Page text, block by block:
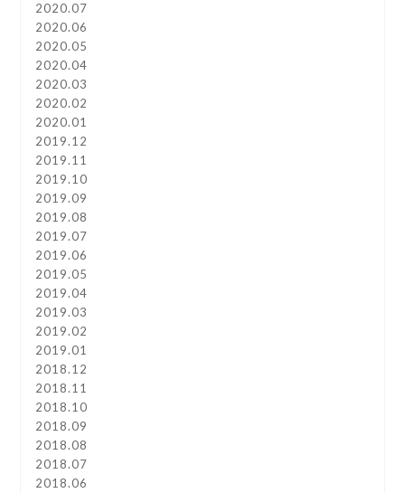
2020.07
2020.06
2020.05
2020.04
2020.03
2020.02
2020.01
2019.12
2019.11
2019.10
2019.09
2019.08
2019.07
2019.06
2019.05
2019.04
2019.03
2019.02
2019.01
2018.12
2018.11
2018.10
2018.09
2018.08
2018.07
2018.06